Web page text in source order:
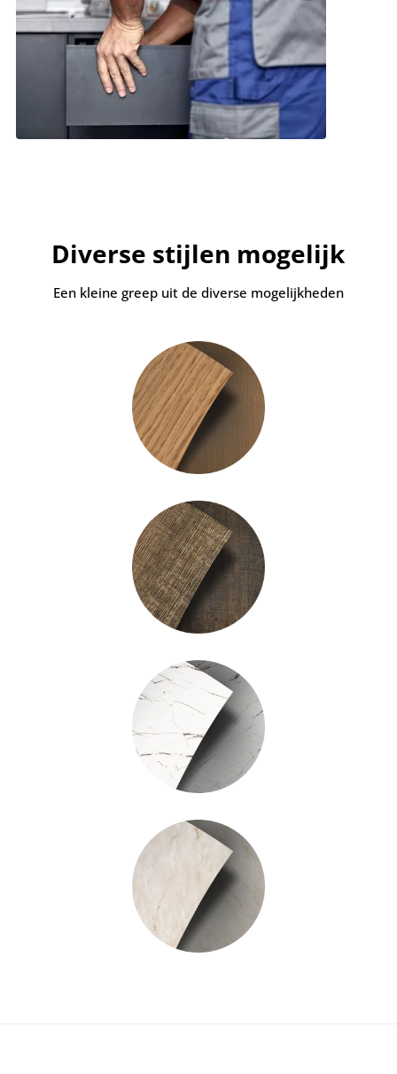
Diverse stijlen mogelijk
Een kleine greep uit de diverse mogelijkheden